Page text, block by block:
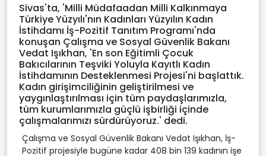
Sivas'ta, 'Milli Müdafaadan Milli Kalkınmaya
Türkiye Yüzyılı'nın Kadınları Yüzyılın Kadın
İstihdamı İş-Pozitif Tanıtım Programı'nda
konuşan Çalışma ve Sosyal Güvenlik Bakanı
Vedat Işıkhan, 'En son Eğitimli Çocuk
Bakıcılarının Teşviki Yoluyla Kayıtlı Kadın
İstihdamının Desteklenmesi Projesi'ni başlattık.
Kadın girişimciliğinin geliştirilmesi ve
yaygınlaştırılması için tüm paydaşlarımızla,
tüm kurumlarımızla güçlü işbirliği içinde
çalışmalarımızı sürdürüyoruz.' dedi.
Çalışma ve Sosyal Güvenlik Bakanı Vedat Işıkhan, İş-
Pozitif projesiyle bugüne kadar 408 bin 139 kadının işe